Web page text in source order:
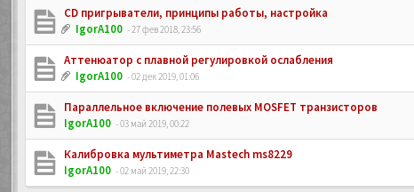
CD пригрыватели, принципы работы, настройка
IgorA100 - 27 фев 2018, 23:56
Аттенюатор с плавной регулировкой ослабления
IgorA100 - 02 дек 2019, 01:06
Параллельное включение полевых MOSFET транзисторов
IgorA100 - 03 май 2019, 00:22
Калибровка мультиметра Mastech ms8229
IgorA100 - 02 май 2019, 22:30